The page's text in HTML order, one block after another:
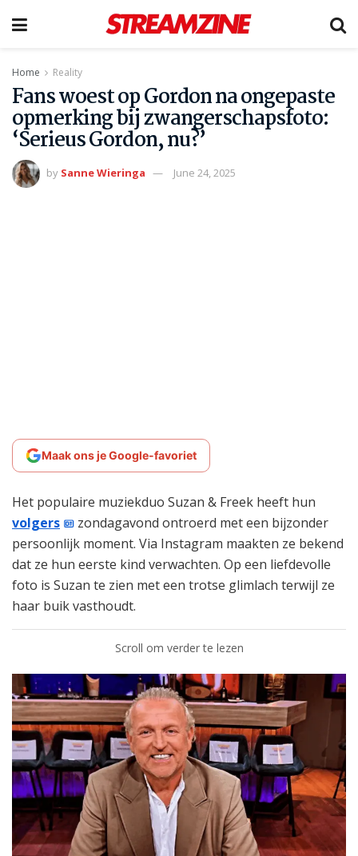
Home Reality
Fans woest op Gordon na ongepaste
opmerking bij zwangerschapsfoto:
‘Serieus Gordon, nu?’
by Sanne Wieringa June 24, 2025
Maak ons je Google-favoriet
Het populaire muziekduo Suzan & Freek heeft hun
volgers
zondagavond ontroerd met een bijzonder
persoonlijk moment. Via Instagram maakten ze bekend
dat ze hun eerste kind verwachten. Op een liefdevolle
foto is Suzan te zien met een trotse glimlach terwijl ze
haar buik vasthoudt.
Scroll om verder te lezen